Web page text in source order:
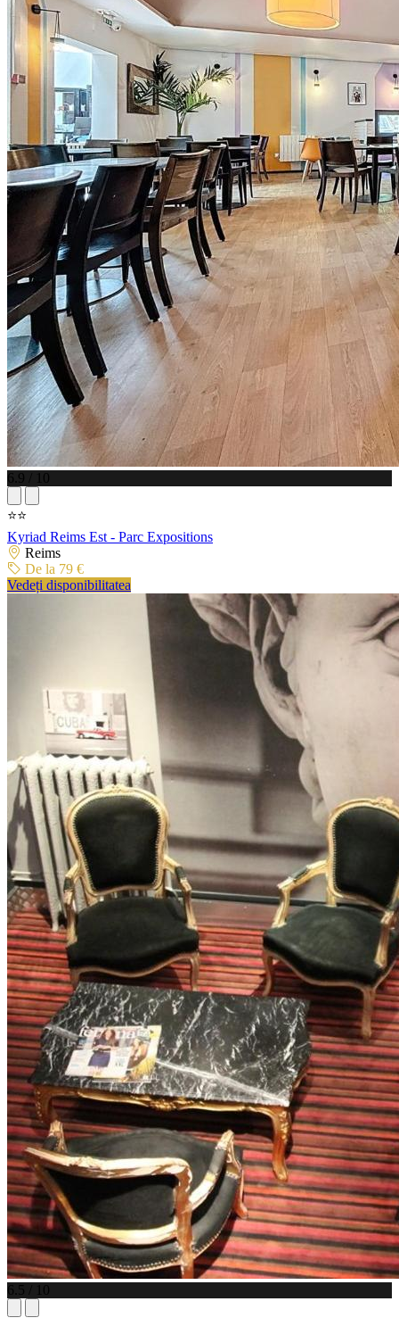
6.9 / 10
⭐⭐
Kyriad Reims Est - Parc Expositions
Reims
De la 79 €
Vedeți disponibilitatea
6.5 / 10